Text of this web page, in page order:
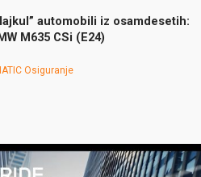
automobili iz osamdesetih:
M635 CSi (E24)